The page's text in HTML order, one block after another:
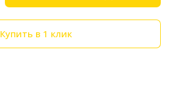
Купить в 1 клик